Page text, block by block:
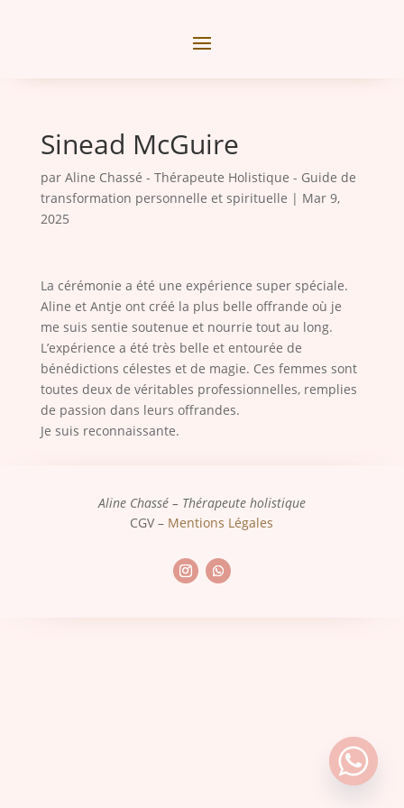
Sinead McGuire
par Aline Chassé - Thérapeute Holistique - Guide de
transformation personnelle et spirituelle | Mar 9,
2025
La cérémonie a été une expérience super spéciale.
Aline et Antje ont créé la plus belle offrande où je
me suis sentie soutenue et nourrie tout au long.
L’expérience a été très belle et entourée de
bénédictions célestes et de magie. Ces femmes sont
toutes deux de véritables professionnelles, remplies
de passion dans leurs offrandes.
Je suis reconnaissante.
Aline Chassé – Thérapeute holistique
CGV – Mentions Légales